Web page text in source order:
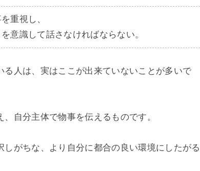
重視し、
意識して話さなければならない。
人は、実はここが出来ていないことが多いで
自分主体で物事を伝えるものです。
がちな、より自分に都合の良い環境にしたがる